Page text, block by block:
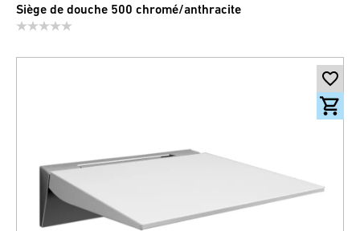
Siège de douche 500 chromé/anthracite